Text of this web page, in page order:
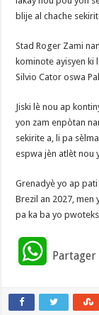
blije al chache
‎Stad Roger Zami
kominote ayisyen ki
Silvio Cator oswa
‎Jiski lè nou ap
yon zam enpòtan
sekirite a, li pa
espwa jèn atlèt nou
‎Grenadyè yo ap
Brezil an 2027, men
pa ka ba yo
W
a
Partager